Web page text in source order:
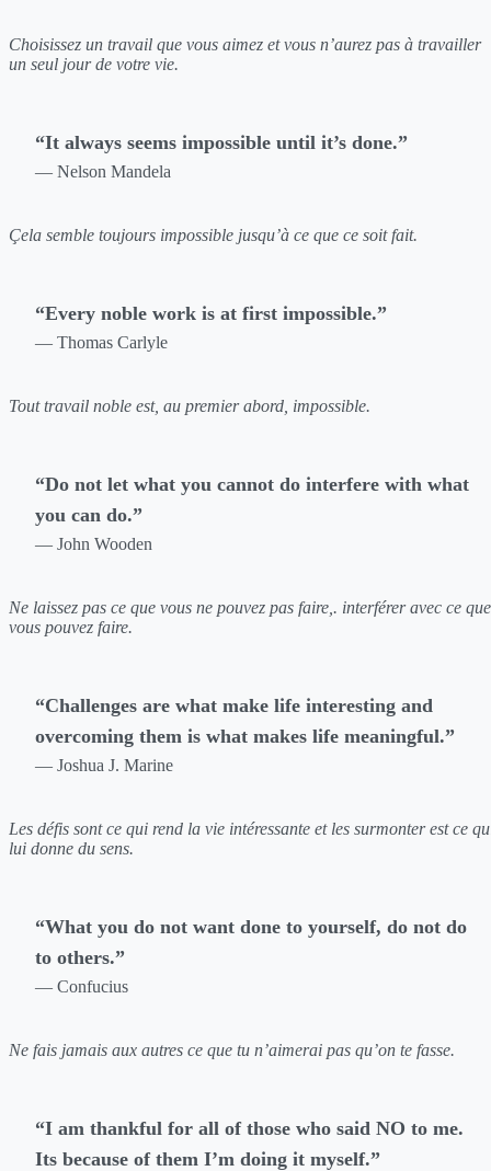
Choisissez un travail que vous aimez et vous n’aurez pas à travailler
un seul jour de votre vie.
“It always seems impossible until it’s done.”
— Nelson Mandela
Çela semble toujours impossible jusqu’à ce que ce soit fait.
“Every noble work is at first impossible.”
— Thomas Carlyle
Tout travail noble est, au premier abord, impossible.
“Do not let what you cannot do interfere with what
you can do.”
— John Wooden
Ne laissez pas ce que vous ne pouvez pas faire,. interférer avec ce que
vous pouvez faire.
“Challenges are what make life interesting and
overcoming them is what makes life meaningful.”
— Joshua J. Marine
Les défis sont ce qui rend la vie intéressante et les surmonter est ce
lui donne du sens.
“What you do not want done to yourself, do not do
to others.”
— Confucius
Ne fais jamais aux autres ce que tu n’aimerai pas qu’on te fasse.
“I am thankful for all of those who said NO to me.
Its because of them I’m doing it myself.”